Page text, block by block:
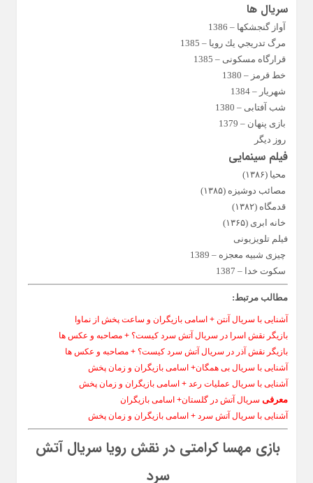
سریال ها
آواز گنجشکها – 1386
مرگ تدريجي يك رويا – 1385
قرارگاه مسکونی – 1385
خط قرمز – 1380
شهریار – 1384
شب آفتابی – 1380
بازی پنهان – 1379
روز دیگر
فیلم سینمایی
محیا (۱۳۸۶)
مصائب دوشیزه (۱۳۸۵)
قدمگاه (۱۳۸۲)
خانه ابری (۱۳۶۵)
فیلم تلویزیونی
چیزی شبیه معجزه – 1389
سکوت خدا – 1387
مطالب مرتبط:
آشنایی با سریال آنتن + اسامی بازیگران و ساعت پخش از نماوا
بازیگر نقش اسرا در سریال آتش سرد کیست؟ + مصاحبه و عکس ها
بازیگر نقش آذر در سریال آتش سرد کیست؟ + مصاحبه و عکس ها
آشنایی با سریال بی همگان+ اسامی بازیگران و زمان پخش
آشنایی با سریال عملیات رعد + اسامی بازیگران و زمان پخش
معرفی سریال آتش در گلستان+ اسامی بازیگران
آشنایی با سریال آتش سرد + اسامی بازیگران و زمان پخش
بازی مهسا کرامتی در نقش رویا سریال آتش
سرد